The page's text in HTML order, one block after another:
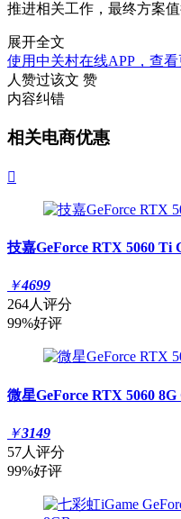
推进相关工作，最终方案值
展开全文
使用中关村在线APP，查
人赞过该文 赞
内容纠错
相关电商优惠

技嘉GeForce RTX 5060 Ti
￥4699
264人评分
99%好评
微星GeForce RTX 5060
￥3149
57人评分
99%好评